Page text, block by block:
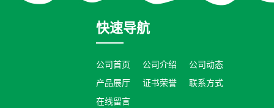
快速导航
公司首页 公司介绍
公司动态
产品展厅
证书荣誉
联系方式
在线留言